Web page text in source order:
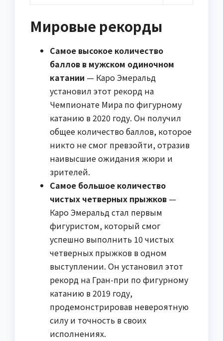
Мировые рекорды
Самое высокое количество
баллов в мужском одиночном
катании — Каро Эмеральд
установил этот рекорд на
Чемпионате Мира по фигурному
катанию в 2020 году. Он получил
общее количество баллов, которое
никто не смог превзойти, отразив
наивысшие ожидания жюри и
зрителей.
Самое большое количество
чистых четверных прыжков —
Каро Эмеральд стал первым
фигуристом, который смог
успешно выполнить 10 чистых
четверных прыжков в одном
выступлении. Он установил этот
рекорд на Гран-при по фигурному
катанию в 2019 году,
продемонстрировав невероятную
силу и точность в своих
исполнениях.